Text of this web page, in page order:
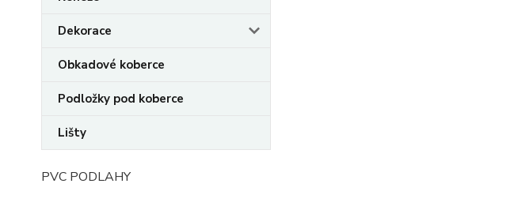
Dekorace
Obkadové koberce
Podložky pod koberce
Lišty
PVC PODLAHY